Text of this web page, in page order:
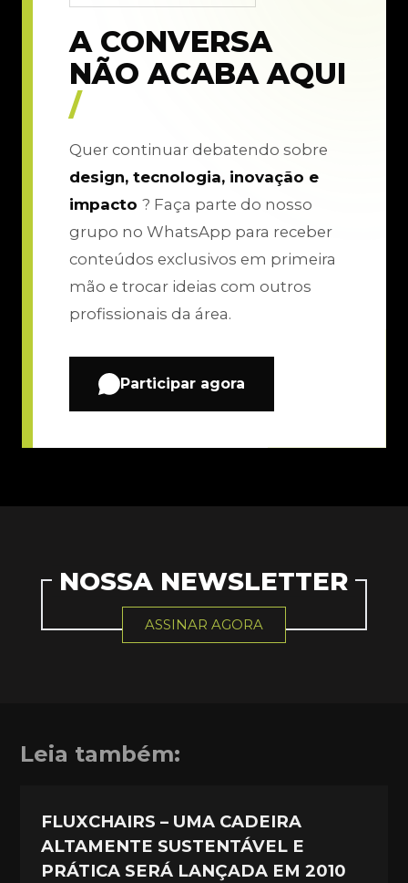
A CONVERSA
NÃO ACABA AQUI
/
Quer continuar debatendo sobre
design, tecnologia, inovação e
impacto ? Faça parte do nosso
grupo no WhatsApp para receber
conteúdos exclusivos em primeira
mão e trocar ideias com outros
profissionais da área.
Participar agora
NOSSA NEWSLETTER
ASSINAR AGORA
Leia também:
FLUXCHAIRS – UMA CADEIRA
ALTAMENTE SUSTENTÁVEL E
PRÁTICA SERÁ LANÇADA EM 2010